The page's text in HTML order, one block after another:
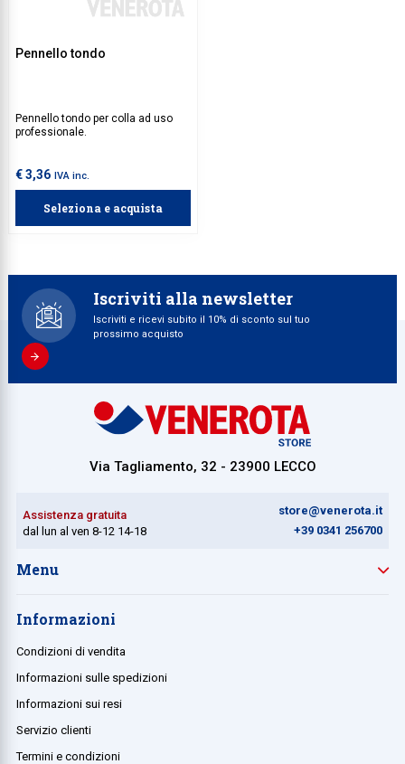
Pennello tondo
Pennello tondo per colla ad uso
professionale.
€ 3,36 IVA inc.
Seleziona e acquista
Iscriviti alla newsletter
Iscriviti e ricevi subito il 10% di sconto sul tuo
prossimo acquisto
Via Tagliamento, 32 - 23900 LECCO
Assistenza gratuita
dal lun al ven 8-12 14-18
store@venerota.it
+39 0341 256700
Menu
Informazioni
Condizioni di vendita
Informazioni sulle spedizioni
Informazioni sui resi
Servizio clienti
Termini e condizioni